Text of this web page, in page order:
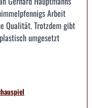
Arbeit
Qualität. Trotzdem gibt
umgesetzt